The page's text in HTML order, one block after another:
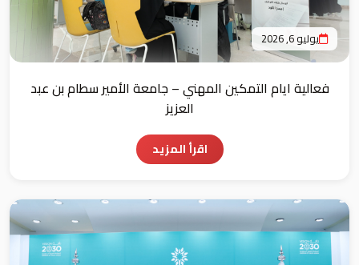
يوليو 6, 2026
فعالية ايام التمكين المهني – جامعة الأمير سطام بن عبد
العزيز
اقرأ المزيد